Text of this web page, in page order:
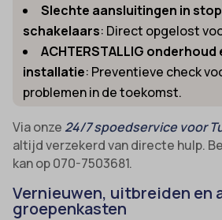
Slechte aansluitingen in
schakelaars: Direct opgelost
ACHTERSTALLIG
installatie: Preventieve check
problemen in de toekomst.
Via onze 24/7 spoedservice voor
altijd verzekerd van directe hulp.
kan op 070-7503681.
Vernieuwen, uitbreiden en
groepenkasten